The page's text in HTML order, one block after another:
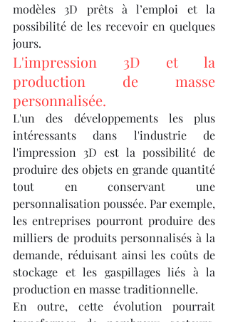
modèles 3D prêts à l’emploi et la
possibilité de les recevoir en quelques
jours.
L'impression 3D et la
production de masse
personnalisée.
L'un des développements les plus
intéressants dans l'industrie de
l'impression 3D est la possibilité de
produire des objets en grande quantité
tout en conservant une
personnalisation poussée. Par exemple,
les entreprises pourront produire des
milliers de produits personnalisés à la
demande, réduisant ainsi les coûts de
stockage et les gaspillages liés à la
production en masse traditionnelle.
En outre, cette évolution pourrait